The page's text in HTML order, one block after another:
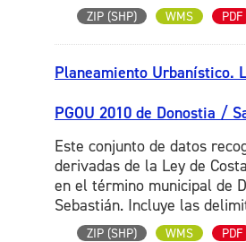
ZIP (SHP) WMS PDF
Planeamiento Urbanístico.
PGOU 2010 de Donostia /
Este conjunto de datos
derivadas de la Ley de
en el término municipal de
Sebastián. Incluye las
ZIP (SHP) WMS PDF